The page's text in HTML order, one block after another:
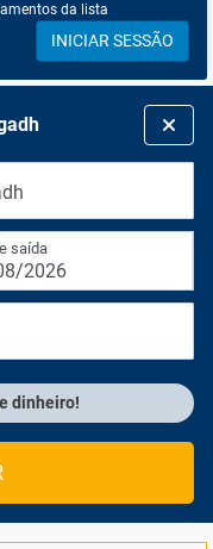
da lista
INICIAR SESSÃO
saída
2026
dinheiro!